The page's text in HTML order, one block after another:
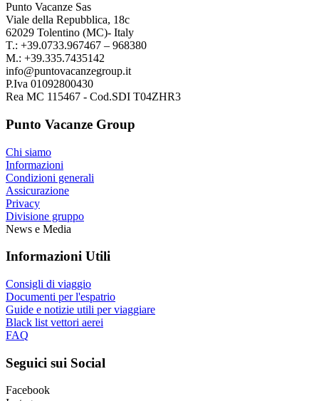
Punto Vacanze Sas
Viale della Repubblica, 18c
62029 Tolentino (MC)- Italy
T.: +39.0733.967467 – 968380
M.: +39.335.7435142
info@puntovacanzegroup.it
P.Iva 01092800430
Rea MC 115467 - Cod.SDI T04ZHR3
Punto Vacanze Group
Chi siamo
Informazioni
Condizioni generali
Assicurazione
Privacy
Divisione gruppo
News e Media
Informazioni Utili
Consigli di viaggio
Documenti per l'espatrio
Guide e notizie utili per viaggiare
Black list vettori aerei
FAQ
Seguici sui Social
Facebook